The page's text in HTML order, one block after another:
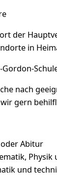
der
in
Gordon-
nach
gern
Abitur
Physik
und